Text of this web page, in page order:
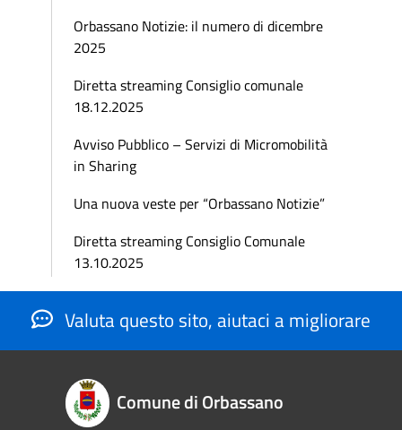
Orbassano Notizie: il numero di dicembre
2025
Diretta streaming Consiglio comunale
18.12.2025
Avviso Pubblico – Servizi di Micromobilità
in Sharing
Una nuova veste per “Orbassano Notizie”
Diretta streaming Consiglio Comunale
13.10.2025
Valuta questo sito, aiutaci a migliorare
Comune di Orbassano